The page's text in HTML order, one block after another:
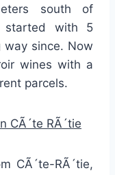
south of
started with 5
way since. Now
wines with a
parcels.
CÃ´te RÃ´tie
CÃ´te-RÃ´tie,